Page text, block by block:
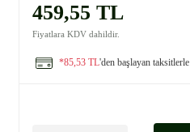
459,55 TL
Fiyatlara KDV dahildir.
*85,53 TL'den başlayan